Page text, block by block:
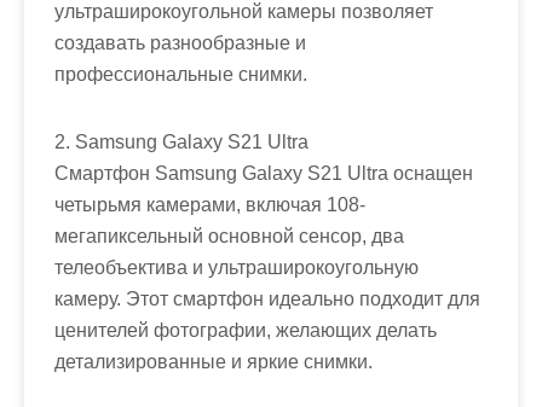
ультраширокоугольной камеры позволяет
создавать разнообразные и
профессиональные снимки.
2. Samsung Galaxy S21 Ultra
Смартфон Samsung Galaxy S21 Ultra оснащен
четырьмя камерами, включая 108-
мегапиксельный основной сенсор, два
телеобъектива и ультраширокоугольную
камеру. Этот смартфон идеально подходит для
ценителей фотографии, желающих делать
детализированные и яркие снимки.